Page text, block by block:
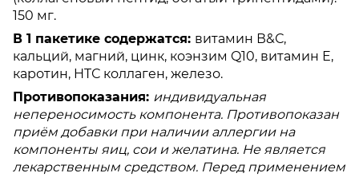
150 мг.
В 1 пакетике содержатся: витамин В&С,
кальций, магний, цинк, коэнзим Q10, витамин Е,
каротин, HTС коллаген, железо.
Противопоказания: индивидуальная
непереносимость компонента. Противопоказан
приём добавки при наличии аллергии на
компоненты яиц, сои и желатина. Не является
лекарственным средством. Перед применением